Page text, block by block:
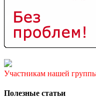
Участникам нашей
Полезные статьи